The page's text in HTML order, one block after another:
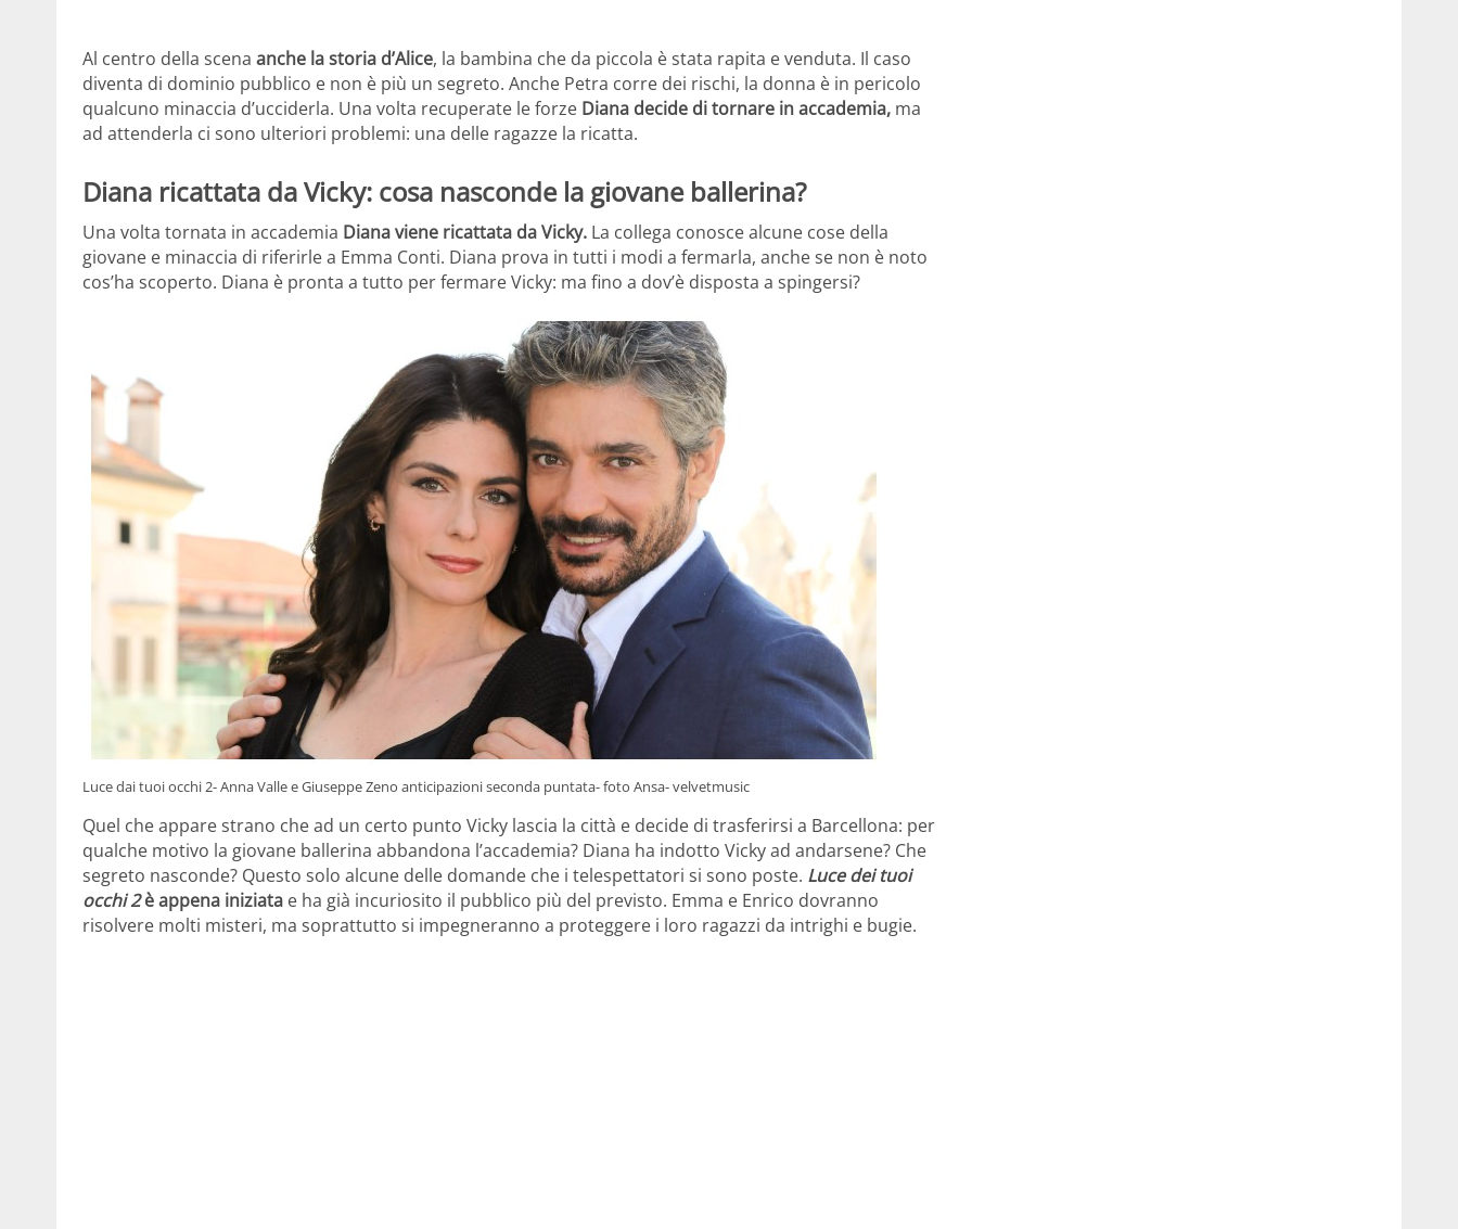
Al centro della scena anche la storia d’Alice, la bambina che da piccola è stata rapita e venduta. Il caso
diventa di dominio pubblico e non è più un segreto. Anche Petra corre dei rischi, la donna è in pericolo
qualcuno minaccia d’ucciderla. Una volta recuperate le forze Diana decide di tornare in accademia, ma
ad attenderla ci sono ulteriori problemi: una delle ragazze la ricatta.
Diana ricattata da Vicky: cosa nasconde la giovane ballerina?
Una volta tornata in accademia Diana viene ricattata da Vicky. La collega conosce alcune cose della
giovane e minaccia di riferirle a Emma Conti. Diana prova in tutti i modi a fermarla, anche se non è noto
cos’ha scoperto. Diana è pronta a tutto per fermare Vicky: ma fino a dov’è disposta a spingersi?
Luce dai tuoi occhi 2- Anna Valle e Giuseppe Zeno anticipazioni seconda puntata- foto Ansa- velvetmusic
Quel che appare strano che ad un certo punto Vicky lascia la città e decide di trasferirsi a Barcellona: per
qualche motivo la giovane ballerina abbandona l’accademia? Diana ha indotto Vicky ad andarsene? Che
segreto nasconde? Questo solo alcune delle domande che i telespettatori si sono poste. Luce dei tuoi
occhi 2è appena iniziata e ha già incuriosito il pubblico più del previsto. Emma e Enrico dovranno
risolvere molti misteri, ma soprattutto si impegneranno a proteggere i loro ragazzi da intrighi e bugie.